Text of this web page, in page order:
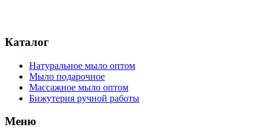
Каталог
Натуральное мыло оптом
Мыло подарочное
Массажное мыло оптом
Бижутерия ручной работы
Меню